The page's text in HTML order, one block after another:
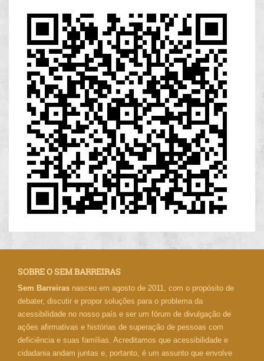
SOBRE O SEM BARREIRAS
Sem Barreiras nasceu em agosto de 2011, com o propósito de
debater, discutir e propor soluções para o problema da
acessibilidade no nosso país e ser um fórum de divulgação de
ações afirmativas e histórias de superação de pessoas com
deficiência e suas famílias. Acreditamos que acessibilidade e
cidadania andam juntas e, portanto, é um assunto que envolve